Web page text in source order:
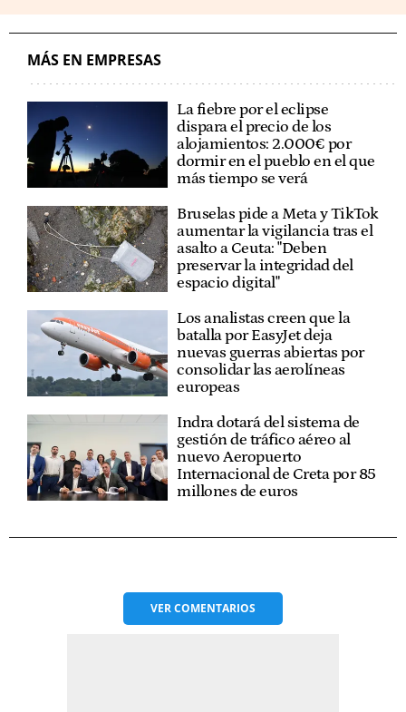
MÁS EN EMPRESAS
La fiebre por el eclipse
dispara el precio de los
alojamientos: 2.000€ por
dormir en el pueblo en el que
más tiempo se verá
Bruselas pide a Meta y TikTok
aumentar la vigilancia tras el
asalto a Ceuta: "Deben
preservar la integridad del
espacio digital"
Los analistas creen que la
batalla por EasyJet deja
nuevas guerras abiertas por
consolidar las aerolíneas
europeas
Indra dotará del sistema de
gestión de tráfico aéreo al
nuevo Aeropuerto
Internacional de Creta por 85
millones de euros
VERCOMENTARIOS